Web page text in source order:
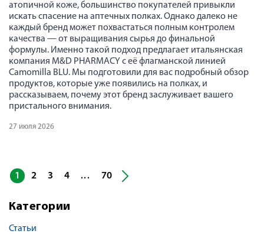
атопичной коже, большинство покупателей привыкли
искать спасение на аптечных полках. Однако далеко не
каждый бренд может похвастаться полным контролем
качества — от выращивания сырья до финальной
формулы. Именно такой подход предлагает итальянская
компания M&D PHARMACY с её флагманской линией
Camomilla BLU. Мы подготовили для вас подробный обзор
продуктов, которые уже появились на полках, и
рассказываем, почему этот бренд заслуживает вашего
пристального внимания.
27 июля 2026
1 2 3 4 ... 70
Категории
Статьи